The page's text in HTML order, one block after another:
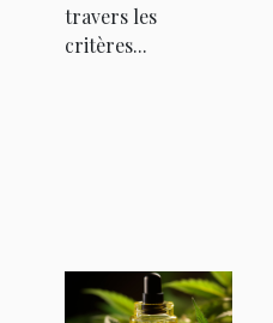
travers les
critères...